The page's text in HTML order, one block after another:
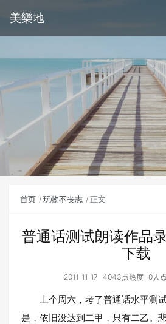
美樂地
首页 玩物不丧志 正文
普通话测试朗读作品
下载
2011-11-17 4043点热度 0人
上个周六，考了普通话水平测
是，依旧没达到二甲，只有二乙。